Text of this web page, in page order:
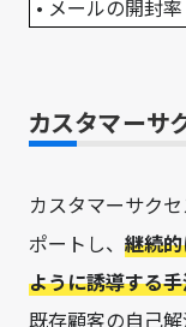
• メールの開封率
カスタマーサ
カスタマーサク
ポートし、 継続
ように誘導する
既存顧客の自己